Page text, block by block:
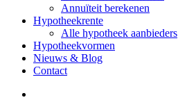
Annuïteit berekenen
Hypotheekrente
Alle hypotheek aanbieders
Hypotheekvormen
Nieuws & Blog
Contact